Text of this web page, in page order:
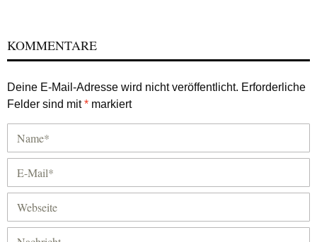
KOMMENTARE
Deine E-Mail-Adresse wird nicht veröffentlicht. Erforderliche
Felder sind mit* markiert